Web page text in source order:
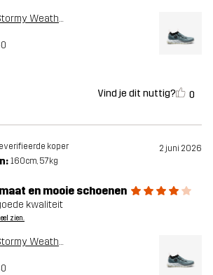
Stormy Weather
Vind je dit nuttig? 0
koper 2 juni 2026
160cm, 57kg
en mooie schoenen
kwaliteit
zien.
Stormy Weather